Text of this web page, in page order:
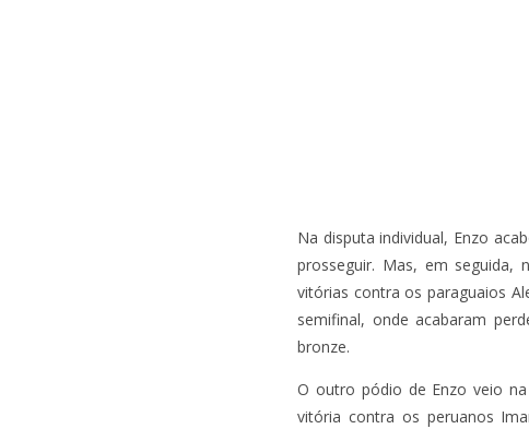
Na disputa individual, Enzo
prosseguir. Mas, em seguida,
vitórias contra os paraguaios
semifinal, onde acabaram
bronze.
O outro pódio de Enzo veio
vitória contra os peruanos